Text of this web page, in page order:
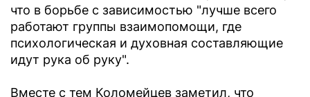
что в борьбе с зависимостью "лучше всего
работают группы взаимопомощи, где
психологическая и духовная составляющие
идут рука об руку".
Вместе с тем Коломейцев заметил, что